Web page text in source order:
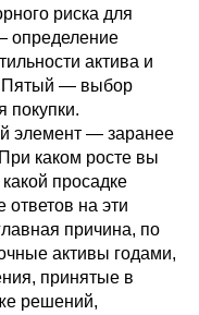
риска для
определение
актива и
Пятый — выбор
покупки.
элемент — заранее
каком росте вы
просадке
ответов на эти
причина, по
активы годами,
принятые в
решений,